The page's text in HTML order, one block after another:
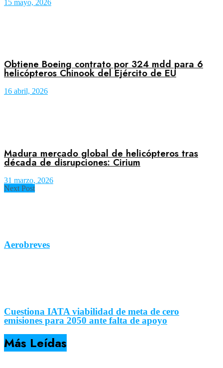
15 mayo, 2026
Obtiene Boeing contrato por 324 mdd para 6
helicópteros Chinook del Ejército de EU
16 abril, 2026
Madura mercado global de helicópteros tras
década de disrupciones: Cirium
31 marzo, 2026
Next Post
Aerobreves
Cuestiona IATA viabilidad de meta de cero
emisiones para 2050 ante falta de apoyo
Más Leídas